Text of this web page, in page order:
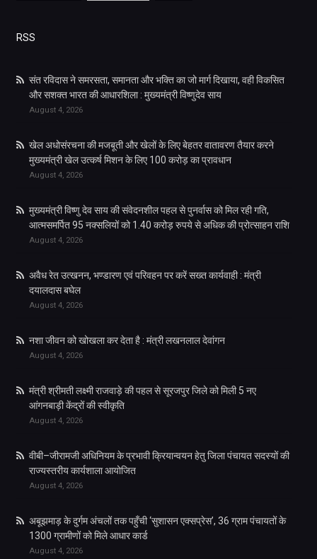
RSS
संत रविदास ने समरसता, समानता और भक्ति का जो मार्ग दिखाया, वही विकसित
और सशक्त भारत की आधारशिला : मुख्यमंत्री विष्णुदेव साय
August 4, 2026
खेल अधोसंरचना की मजबूती और खेलों के लिए बेहतर वातावरण तैयार करने
मुख्यमंत्री खेल उत्कर्ष मिशन के लिए 100 करोड़ का प्रावधान
August 4, 2026
मुख्यमंत्री विष्णु देव साय की संवेदनशील पहल से पुनर्वास को मिल रही गति,
आत्मसमर्पित 95 नक्सलियों को 1.40 करोड़ रुपये से अधिक की प्रोत्साहन राशि
August 4, 2026
अवैध रेत उत्खनन, भण्डारण एवं परिवहन पर करें सख्त कार्यवाही : मंत्री
दयालदास बघेल
August 4, 2026
नशा जीवन को खोखला कर देता है : मंत्री लखनलाल देवांगन
August 4, 2026
मंत्री श्रीमती लक्ष्मी राजवाड़े की पहल से सूरजपुर जिले को मिली 5 नए
आंगनबाड़ी केंद्रों की स्वीकृति
August 4, 2026
वीबी–जीरामजी अधिनियम के प्रभावी क्रियान्वयन हेतु जिला पंचायत सदस्यों की
राज्यस्तरीय कार्यशाला आयोजित
August 4, 2026
अबूझमाड़ के दुर्गम अंचलों तक पहुँची ‘सुशासन एक्सप्रेस’, 36 ग्राम पंचायतों के
1300 ग्रामीणों को मिले आधार कार्ड
August 4, 2026